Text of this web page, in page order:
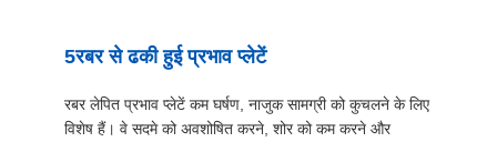
5रबर से ढकी हुई प्रभाव प्लेटें
रबर लेपित प्रभाव प्लेटें कम घर्षण, नाजुक सामग्री को कुचलने के लिए
विशेष हैं। वे सदमे को अवशोषित करने, शोर को कम करने और